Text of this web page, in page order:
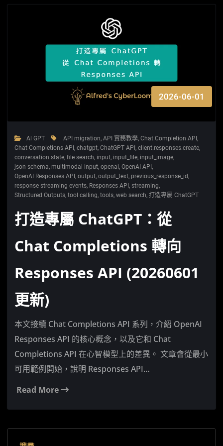
2026-06-01
Al GPT API migration,API 實務教學,Chat Completion API,
Chat Completions API,chatgpt,ChatGPT API,client.responses.create,
conversation state,file search, input, input_file, input_image,
json schema,multimodal input,openai,OpenAI API,
OpenAI Responses API,output,output_text, previous_response_id,
response streaming events, Responses API,streaming,
Structured Outputs,tool calling,tools,web search,打造專屬 ChatGPT
打造專屬 ChatGPT：從
Chat Completions 轉向
Responses API (20260601
更新)
本文接續 Chat Completions API 系列，介紹 OpenAI
Responses API 的核心概念，以及它和 Chat
Completions API 在心智模型上的差異。 文章會從最小
可用範例開始，說明 Responses API…
Read More